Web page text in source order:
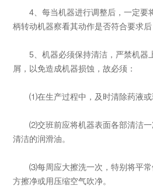
4、每当机器进行调整后，一定要
柄转动机器察看其动作是否符合要求后
5、机器必须保持清洁，严禁机器
屑，以免造成机器损蚀，故必须：
⑴在生产过程中，及时清除药液或
⑵交班前应将机器表面各部清洁一
清洁的润滑油。
⑶每周应大擦洗一次，特别将平常
方擦净或用压缩空气吹净。